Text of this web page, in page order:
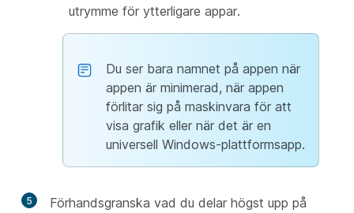
utrymme för ytterligare appar.
Du ser bara namnet på appen när
appen är minimerad, när appen
förlitar sig på maskinvara för att
visa grafik eller när det är en
universell Windows-plattformsapp.
5
Förhandsgranska vad du delar högst upp på